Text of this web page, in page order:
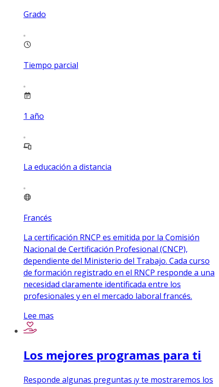
Grado
Tiempo parcial
1 año
La educación a distancia
Francés
La certificación RNCP es emitida por la Comisión
Nacional de Certificación Profesional (CNCP),
dependiente del Ministerio del Trabajo. Cada curso
de formación registrado en el RNCP responde a una
necesidad claramente identificada entre los
profesionales y en el mercado laboral francés.
Lee mas
Los mejores programas para ti
Responde algunas preguntas ¡y te mostraremos los